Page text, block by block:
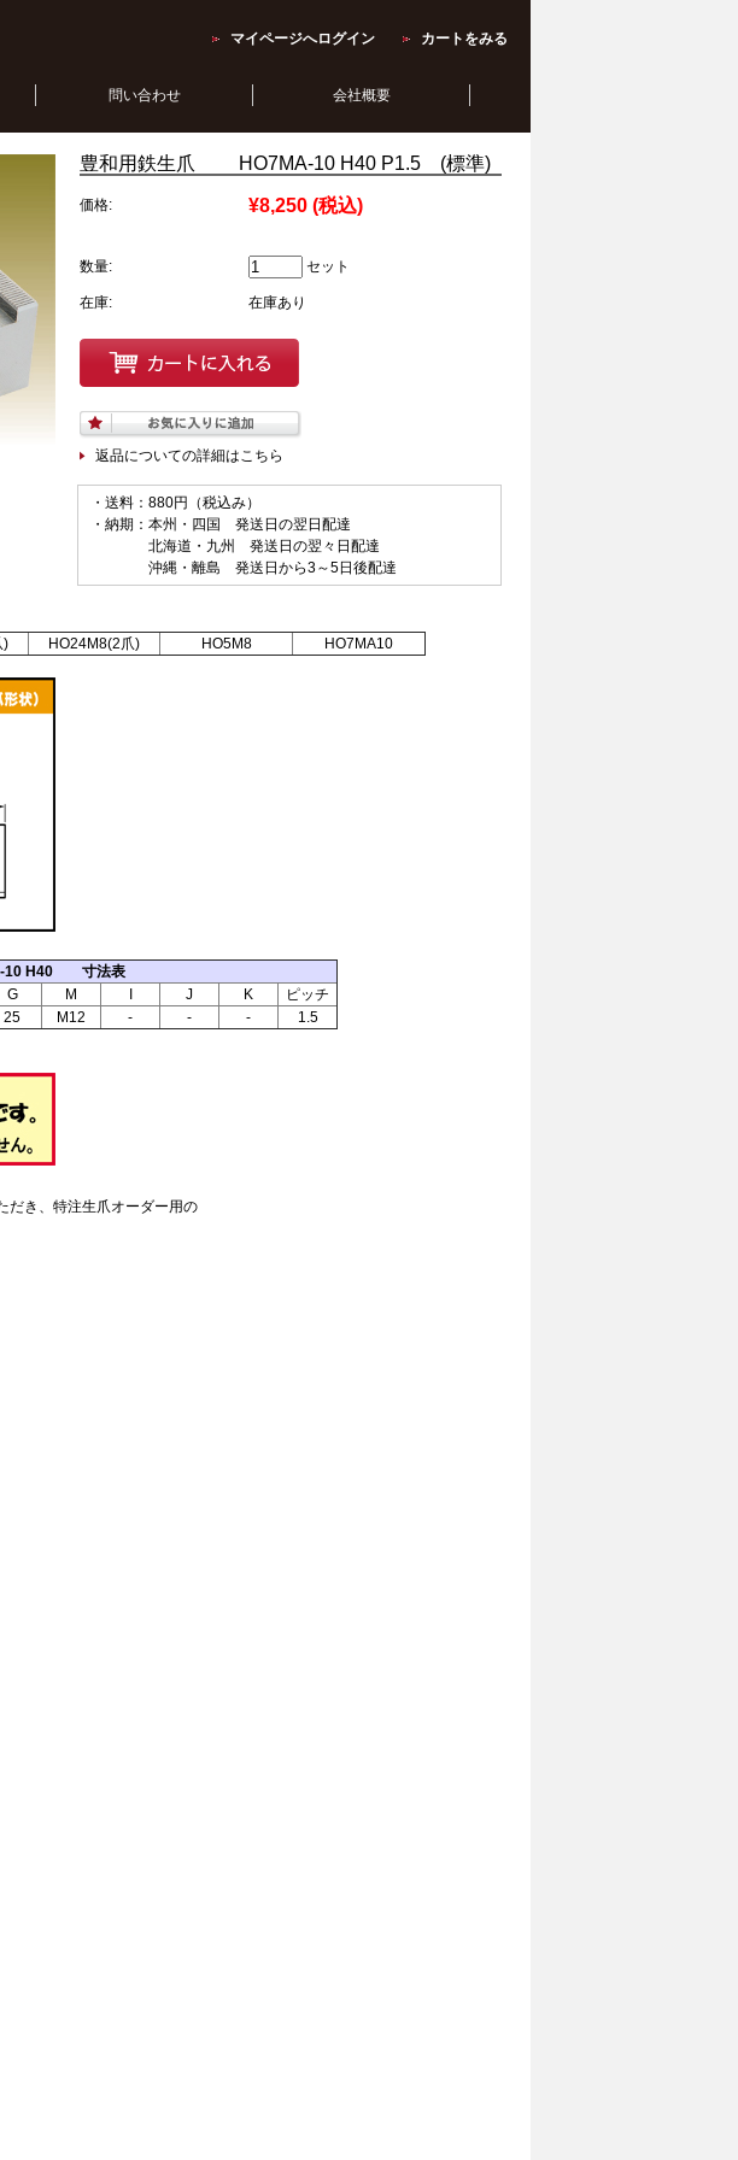
マイページへログイン カートをみる
問い合わせ 会社概要
豊和用鉄生爪 HO7MA-10 H40 P1.5 (標準)
価格: ¥8,250 (税込)
数量: セット
在庫: 在庫あり
返品についての詳細はこちら
・送料：880円（税込み）
・納期：本州・四国 発送日の翌日配達
北海道・九州 発送日の翌々日配達
沖縄・離島 発送日から3～5日後配達
) HO24M8(2爪) HO5M8 HO7MA10
10 H40 寸法表
G M J K
ピッチ
25 M12 - - - 1.5
だき、特注生爪オーダー用の